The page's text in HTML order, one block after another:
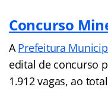
Concurso
A Prefeitura
edital de concurso
1.912 vagas, ao